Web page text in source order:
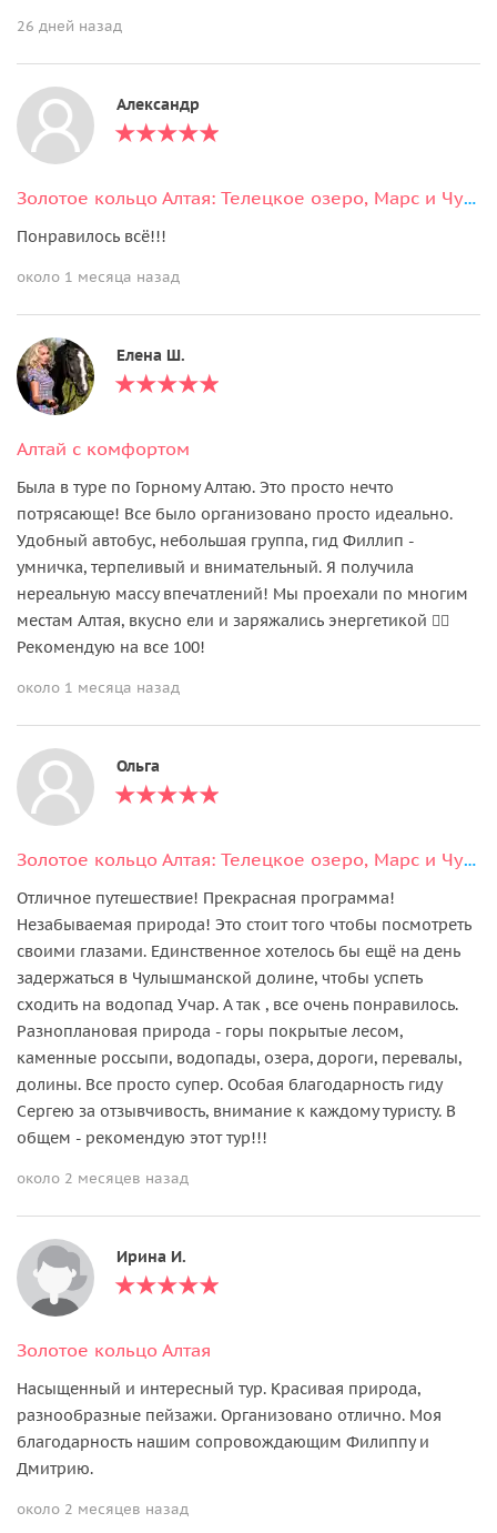
26 дней назад
Александр
Золотое кольцо Алтая: Телецкое озеро, Марс и Чуйский тракт (7 дней)
Понравилось всё!!!
около 1 месяца назад
Елена Ш.
Алтай с комфортом
Была в туре по Горному Алтаю. Это просто нечто
потрясающе! Все было организовано просто идеально.
Удобный автобус, небольшая группа, гид Филлип -
умничка, терпеливый и внимательный. Я получила
нереальную массу впечатлений! Мы проехали по многим
местам Алтая, вкусно ели и заряжались энергетикой ❤️‍🔥
Рекомендую на все 100!
около 1 месяца назад
Ольга
Золотое кольцо Алтая: Телецкое озеро, Марс и Чуйский тракт (7 дней)
Отличное путешествие! Прекрасная программа!
Незабываемая природа! Это стоит того чтобы посмотреть
своими глазами. Единственное хотелось бы ещё на день
задержаться в Чулышманской долине, чтобы успеть
сходить на водопад Учар. А так , все очень понравилось.
Разноплановая природа - горы покрытые лесом,
каменные россыпи, водопады, озера, дороги, перевалы,
долины. Все просто супер. Особая благодарность гиду
Сергею за отзывчивость, внимание к каждому туристу. В
общем - рекомендую этот тур!!!
около 2 месяцев назад
Ирина И.
Золотое кольцо Алтая
Насыщенный и интересный тур. Красивая природа,
разнообразные пейзажи. Организовано отлично. Моя
благодарность нашим сопровождающим Филиппу и
Дмитрию.
около 2 месяцев назад